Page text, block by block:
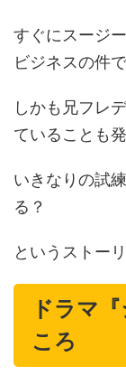
すぐにスージ
ビジネスの件
しかも兄フレ
ていることも発
いきなりの試
る？
というストー
ドラマ
ころ